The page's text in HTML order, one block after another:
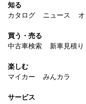
知る
カタログ
ニュース
買う・売る
中古車検索
新車見積り
楽しむ
マイカー
みんカラ
サービス